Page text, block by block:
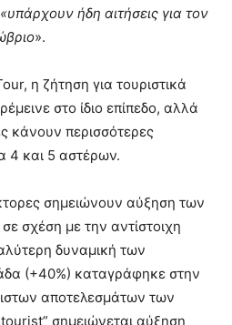
ήδη αιτήσεις για τον
».
η ζήτηση για τουριστικά
στο ίδιο επίπεδο, αλλά
κάνουν περισσότερες
4 και 5 αστέρων.
σημειώνουν αύξηση των
σχέση με την αντίστοιχη
δυναμική των
(+40%) καταγράφηκε στην
αποτελεσμάτων των
σημειώνεται αύξηση